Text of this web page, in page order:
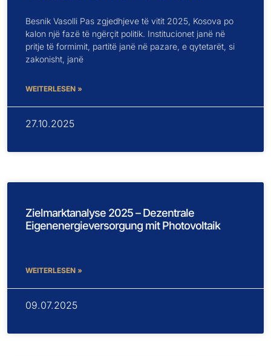
Besnik Vasolli Pas zgjedhjeve të vitit 2025, Kosova po
kalon një fazë të ngërçit politik. Institucionet janë në
pritje të formimit, partitë janë në pazare, e qytetarët, si
zakonisht, janë
WEITERLESEN »
27.10.2025
Zielmarktanalyse 2025 – Dezentrale
Eigenenergieversorgung mit Photovoltaik
WEITERLESEN »
09.07.2025